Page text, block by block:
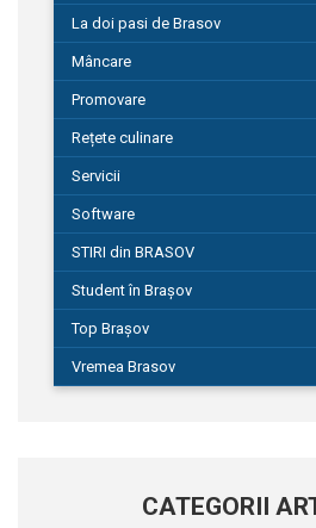
La doi pasi de Brasov
Mâncare
Promovare
Rețete culinare
Servicii
Software
STIRI din BRASOV
Student în Brașov
Top Brașov
Vremea Brasov
CATEGORII